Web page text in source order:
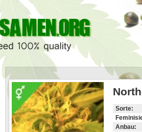
Sorte:
Anbau: